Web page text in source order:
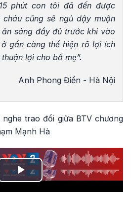
phút con tôi đã đến được
cũng sẽ ngủ dậy muộn
sáng đầy đủ trước khi vào
gần càng thể hiện rõ lợi ích
lợi cho bố mẹ”.
Anh Phong Điền - Hà Nội
trao đổi giữa BTV chương
Mạnh Hà
Play